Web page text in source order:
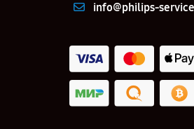
info@philips-